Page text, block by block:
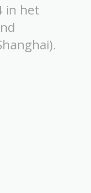
in het